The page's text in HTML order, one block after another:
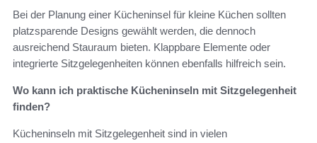
Bei der Planung einer Kücheninsel für kleine Küchen sollten
platzsparende Designs gewählt werden, die dennoch
ausreichend Stauraum bieten. Klappbare Elemente oder
integrierte Sitzgelegenheiten können ebenfalls hilfreich sein.
Wo kann ich praktische Kücheninseln mit Sitzgelegenheit
finden?
Kücheninseln mit Sitzgelegenheit sind in vielen